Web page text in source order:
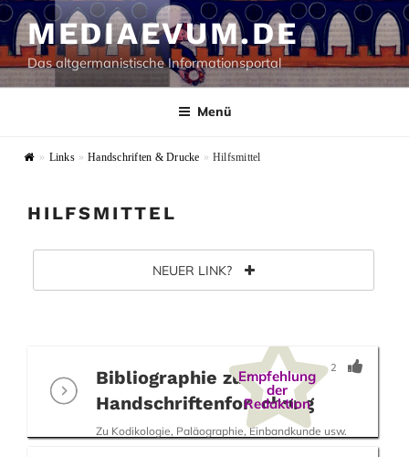
Zum
Inhalt
springen
MEDIAEVUM.DE
Das altgermanistische Informationsportal
Menü
» Links » Handschriften & Drucke » Hilfsmittel
HILFSMITTEL
NEUER LINK?
Bibliographie zur
Handschriftenforschung
Zu Kodikologie, Paläographie, Einbandkunde usw.
2